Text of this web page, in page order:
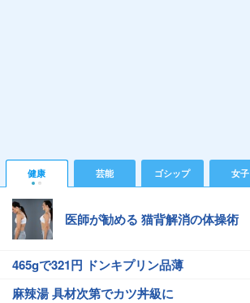
健康 芸能 ゴシップ 女子
医師が勧める 猫背解消の体操術
465gで321円 ドンキプリン品薄
麻辣湯 具材次第でカツ丼級に